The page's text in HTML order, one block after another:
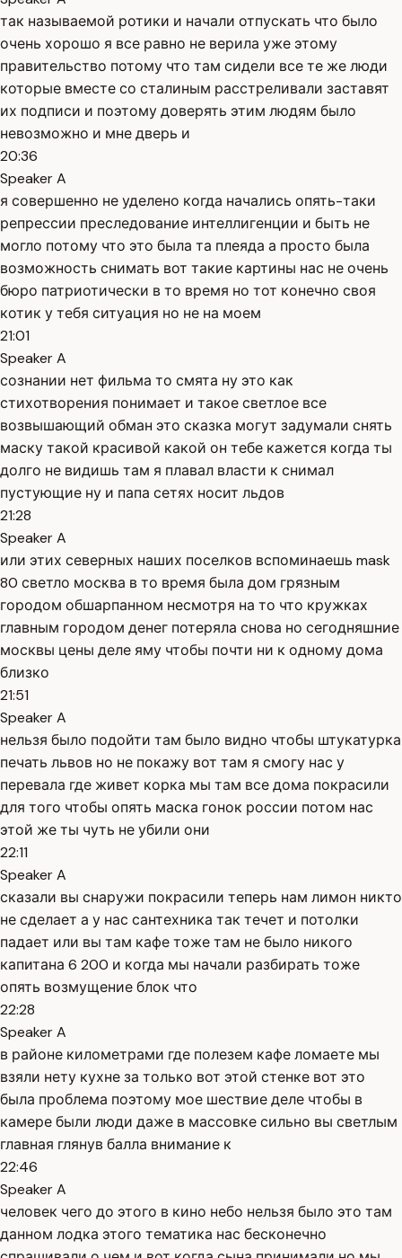
так называемой ротики и начали отпускать что было
очень хорошо я все равно не верила уже этому
правительство потому что там сидели все те же люди
которые вместе со сталиным расстреливали заставят
их подписи и поэтому доверять этим людям было
невозможно и мне дверь и
20:36
Speaker A
я совершенно не уделено когда начались опять-таки
репрессии преследование интеллигенции и быть не
могло потому что это была та плеяда а просто была
возможность снимать вот такие картины нас не очень
бюро патриотически в то время но тот конечно своя
котик у тебя ситуация но не на моем
21:01
Speaker A
сознании нет фильма то смята ну это как
стихотворения понимает и такое светлое все
возвышающий обман это сказка могут задумали снять
маску такой красивой какой он тебе кажется когда ты
долго не видишь там я плавал власти к снимал
пустующие ну и папа сетях носит льдов
21:28
Speaker A
или этих северных наших поселков вспоминаешь mask
80 светло москва в то время была дом грязным
городом обшарпанном несмотря на то что кружках
главным городом денег потеряла снова но сегодняшние
москвы цены деле яму чтобы почти ни к одному дома
близко
21:51
Speaker A
нельзя было подойти там было видно чтобы штукатурка
печать львов но не покажу вот там я смогу нас у
перевала где живет корка мы там все дома покрасили
для того чтобы опять маска гонок россии потом нас
этой же ты чуть не убили они
22:11
Speaker A
сказали вы снаружи покрасили теперь нам лимон никто
не сделает а у нас сантехника так течет и потолки
падает или вы там кафе тоже там не было никого
капитана 6 200 и когда мы начали разбирать тоже
опять возмущение блок что
22:28
Speaker A
в районе километрами где полезем кафе ломаете мы
взяли нету кухне за только вот этой стенке вот это
была проблема поэтому мое шествие деле чтобы в
камере были люди даже в массовке сильно вы светлым
главная глянув балла внимание к
22:46
Speaker A
человек чего до этого в кино небо нельзя было это там
данном лодка этого тематика нас бесконечно